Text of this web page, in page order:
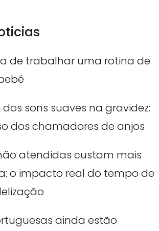
de trabalhar uma rotina de
sons suaves na gravidez:
dos chamadores de anjos
atendidas custam mais
o impacto real do tempo de
ainda estão